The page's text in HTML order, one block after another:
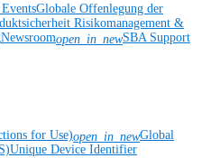
Globale Offenlegung der
Risikomanagement &
Newsroomopen_in_newSBA Support
for Use)open_in_newGlobal
Unique Device Identifier